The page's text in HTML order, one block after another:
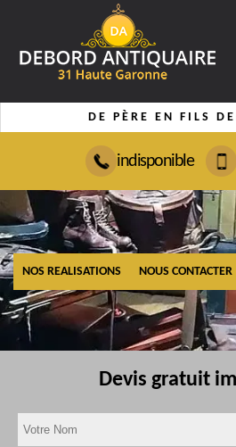
DE PÈRE EN FILS
indisponible
NOS REALISATIONS NOUS CONTACTER
Devis gratuit